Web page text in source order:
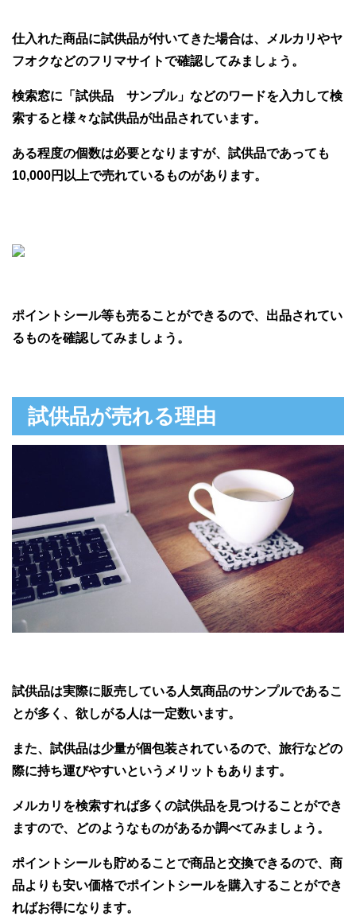
仕入れた商品に試供品が付いてきた場合は、メルカリやヤ
フオクなどのフリマサイトで確認してみましょう。
検索窓に「試供品 サンプル」などのワードを入力して検
索すると様々な試供品が出品されています。
ある程度の個数は必要となりますが、試供品であっても
10,000円以上で売れているものがあります。
ポイントシール等も売ることができるので、出品されてい
るものを確認してみましょう。
試供品が売れる理由
試供品は実際に販売している人気商品のサンプルであるこ
とが多く、欲しがる人は一定数います。
また、試供品は少量が個包装されているので、旅行などの
際に持ち運びやすいというメリットもあります。
メルカリを検索すれば多くの試供品を見つけることができ
ますので、どのようなものがあるか調べてみましょう。
ポイントシールも貯めることで商品と交換できるので、商
品よりも安い価格でポイントシールを購入することができ
ればお得になります。